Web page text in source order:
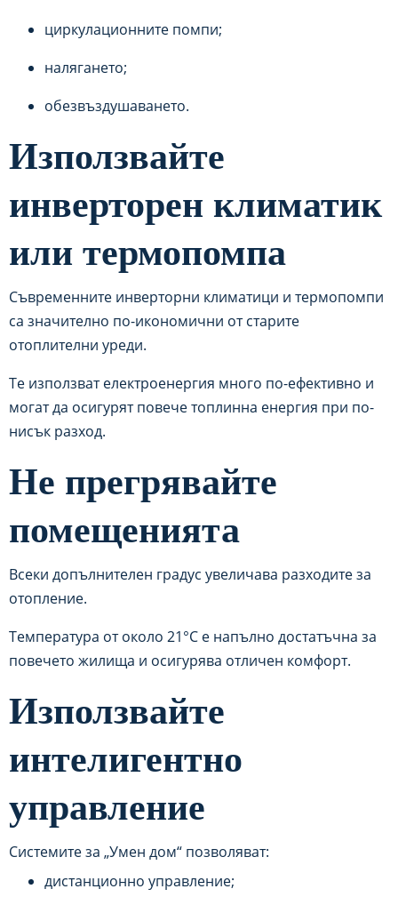
циркулационните помпи;
налягането;
обезвъздушаването.
Използвайте
инверторен климатик
или термопомпа
Съвременните инверторни климатици и термопомпи
са значително по-икономични от старите
отоплителни уреди.
Те използват електроенергия много по-ефективно и
могат да осигурят повече топлинна енергия при по-
нисък разход.
Не прегрявайте
помещенията
Всеки допълнителен градус увеличава разходите за
отопление.
Температура от около 21°C е напълно достатъчна за
повечето жилища и осигурява отличен комфорт.
Използвайте
интелигентно
управление
Системите за „Умен дом“ позволяват:
дистанционно управление;